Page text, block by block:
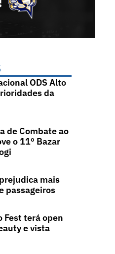
ODS Alto
da
de Combate ao
o 11º Bazar
mais
passageiros
Fest terá open
e vista